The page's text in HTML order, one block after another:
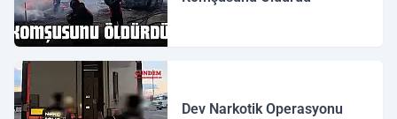
Dev Narkotik Operasyonu